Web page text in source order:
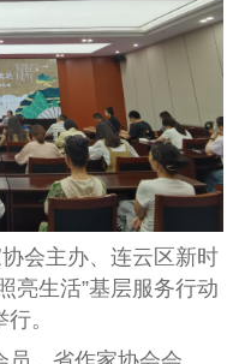
会主办、连云区新时
亮生活”基层服务行动
。